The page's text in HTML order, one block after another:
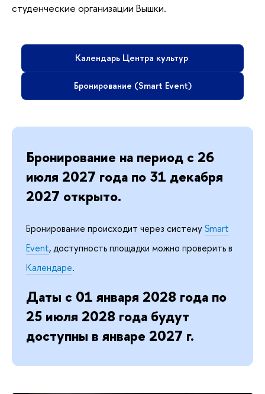
студенческие организации Вышки.
Календарь Центра культур
Бронирование (Smart Event)
Бронирование на период с 26
июля 2027 года по 31 декабря
2027 открыто.
Бронирование происходит через системуSmart
Event, доступность площадки можно проверить в
Календаре.
Даты с 01 января 2028 года по
25 июля 2028 года будут
доступны в январе 2027 г.